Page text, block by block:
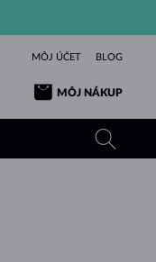
MÔJ ÚČET BLOG
MÔJ NÁKUP